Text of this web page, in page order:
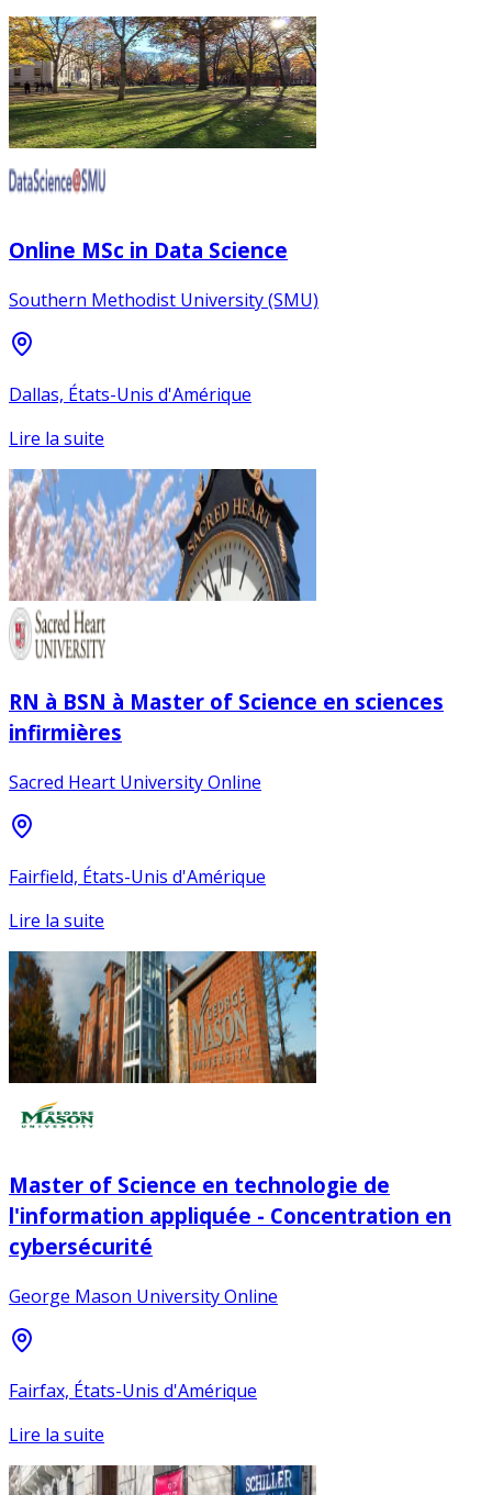
Online MSc in Data Science
Southern Methodist University (SMU)
Dallas, États-Unis d'Amérique
Lire la suite
RN à BSN à Master of Science en sciences
infirmières
Sacred Heart University Online
Fairfield, États-Unis d'Amérique
Lire la suite
Master of Science en technologie de
l'information appliquée - Concentration en
cybersécurité
George Mason University Online
Fairfax, États-Unis d'Amérique
Lire la suite